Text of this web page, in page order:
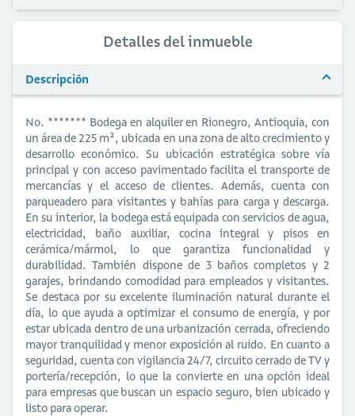
Detalles del inmueble
Descripción
No. ******* Bodega en alquiler en Rionegro, Antioquia, con
un área de 225 m², ubicada en una zona de alto crecimiento y
desarrollo económico. Su ubicación estratégica sobre vía
principal y con acceso pavimentado facilita el transporte de
mercancías y el acceso de clientes. Además, cuenta con
parqueadero para visitantes y bahías para carga y descarga.
En su interior, la bodega está equipada con servicios de agua,
electricidad, baño auxiliar, cocina integral y pisos en
cerámica/mármol, lo que garantiza funcionalidad y
durabilidad. También dispone de 3 baños completos y 2
garajes, brindando comodidad para empleados y visitantes.
Se destaca por su excelente iluminación natural durante el
día, lo que ayuda a optimizar el consumo de energía, y por
estar ubicada dentro de una urbanización cerrada, ofreciendo
mayor tranquilidad y menor exposición al ruido. En cuanto a
seguridad, cuenta con vigilancia 24/7, circuito cerrado de TV y
portería/recepción, lo que la convierte en una opción ideal
para empresas que buscan un espacio seguro, bien ubicado y
listo para operar.